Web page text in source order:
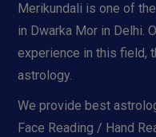
Merikundali is one of
in Dwarka Mor in Delhi.
experience in this field,
astrology.
We provide best
Face Reading / Hand